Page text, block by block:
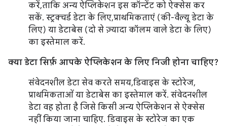
करें, ताकि अन्य ऐप्लिकेशन इस कॉन्टेंट को ऐक्सेस कर
सकें. स्ट्रक्चर्ड डेटा के लिए, प्राथमिकताएं (की-वैल्यू डेटा के
लिए) या डेटाबेस (दो से ज़्यादा कॉलम वाले डेटा के लिए)
का इस्तेमाल करें.
क्या डेटा सिर्फ़ आपके ऐप्लिकेशन के लिए निजी होना चाहिए?
संवेदनशील डेटा सेव करते समय, डिवाइस के स्टोरेज,
प्राथमिकताओं या डेटाबेस का इस्तेमाल करें. संवेदनशील
डेटा वह होता है जिसे किसी अन्य ऐप्लिकेशन से ऐक्सेस
नहीं किया जाना चाहिए. डिवाइस के स्टोरेज का एक